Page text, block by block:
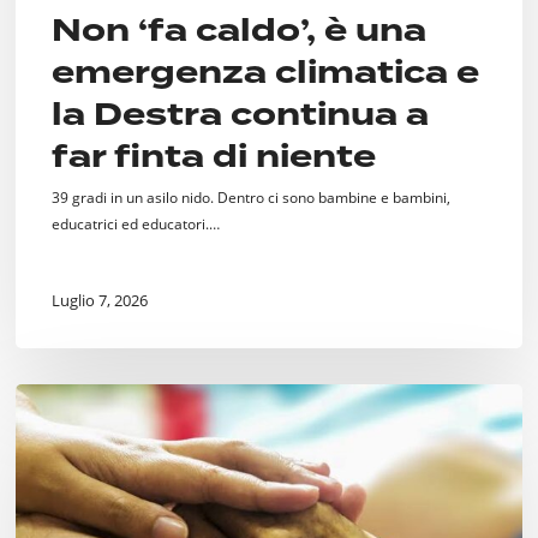
Non ‘fa caldo’, è una
emergenza climatica e
la Destra continua a
far finta di niente
39 gradi in un asilo nido. Dentro ci sono bambine e bambini,
educatrici ed educatori.…
Luglio 7, 2026
Fine
Vita.
Si
faccia
qualcosa.